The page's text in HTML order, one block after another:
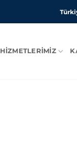
HIZMETLERIMIZ